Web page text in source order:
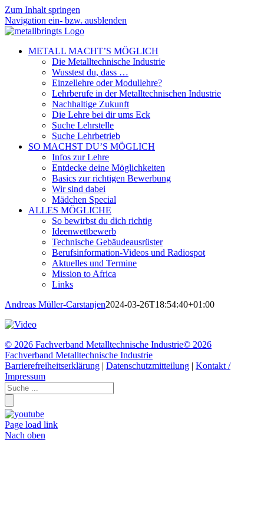
Zum Inhalt springen
Navigation ein- bzw. ausblenden
METALL MACHT’S MÖGLICH
Die Metalltechnische Industrie
Wusstest du, dass …
Einzellehre oder Modullehre?
Lehrberufe in der Metalltechnischen Industrie
Nachhaltige Zukunft
Die Lehre bei dir ums Eck
Suche Lehrstelle
Suche Lehrbetrieb
SO MACHST DU’S MÖGLICH
Infos zur Lehre
Entdecke deine Möglichkeiten
Basics zur richtigen Bewerbung
Wir sind dabei
Mädchen Special
ALLES MÖGLICHE
So bewirbst du dich richtig
Ideenwettbewerb
Technische Gebäudeausrüster
Berufsinformation-Videos und Radiospot
Aktuelles und Termine
Mission to Africa
Links
Andreas Müller-Carstanjen2024-03-26T18:54:40+01:00
© 2026 Fachverband Metalltechnische Industrie© 2026
Fachverband Metalltechnische Industrie
Barrierefreiheitserklärung | Datenschutzmitteilung | Kontakt /
Impressum
Page load link
Nach oben